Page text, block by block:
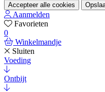
Accepteer alle cookies
Aanmelden
Favorieten
0
Winkelmandje
Sluiten
Voeding
Ontbijt